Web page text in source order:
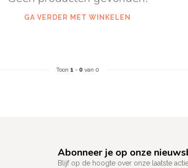
GA VERDER MET WINKELEN
Toon 1 - 0 van 0
Abonneer je op onze
Blijf op de hoogte over onze laatste